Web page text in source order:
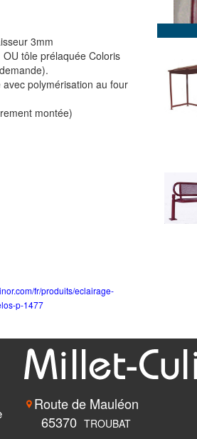
3mm
tôle prélaquée Coloris
polymérisation au four
montée)
fr/produits/eclairage-
p-1477
Route de Mauléon
65370 TROUBAT